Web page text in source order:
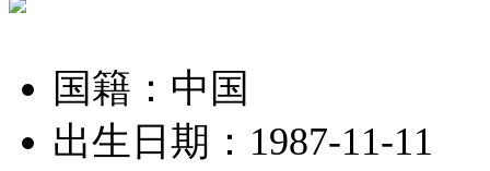
国籍：中国
出生日期：1987-11-11